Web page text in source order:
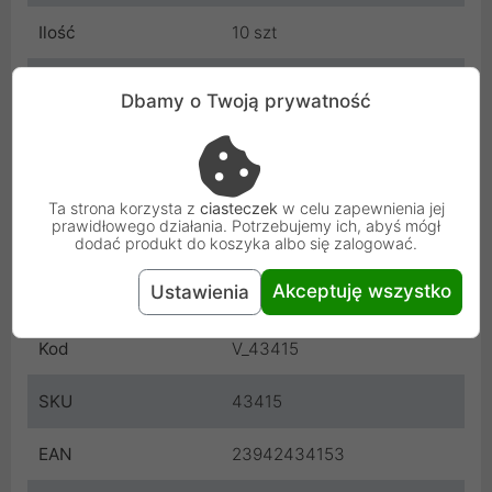
Ilość 10 szt
700 MB
52 x
Powierzchnia Extra Protection
Verbatim
Kod V_43415
SKU 43415
EAN 23942434153
Dbamy o Twoją prywatność
Ta strona korzysta z ciasteczek w celu zapewnienia jej
prawidłowego działania. Potrzebujemy ich, abyś mógł
dodać produkt do koszyka albo się zalogować.
Ustawienia Akceptuję wszystko